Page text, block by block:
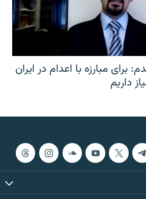
برای مبارزه با اعدام در ایران
داریم